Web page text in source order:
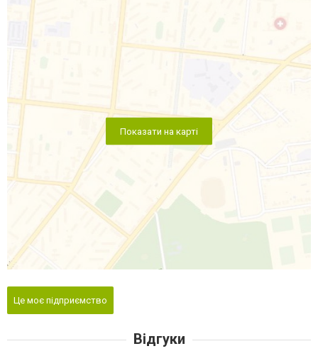
Показати на карті
Це моє підприємство
Відгуки